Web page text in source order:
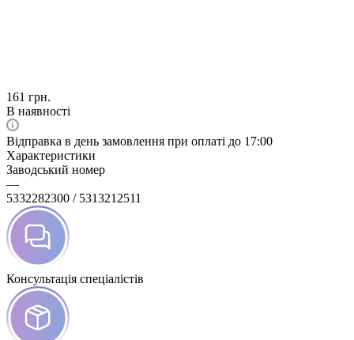
161 грн.
В наявності
Відправка в день замовлення при оплаті до 17:00
Характеристики
Заводський номер
—
5332282300 / 5313212511
Консультація спеціалістів